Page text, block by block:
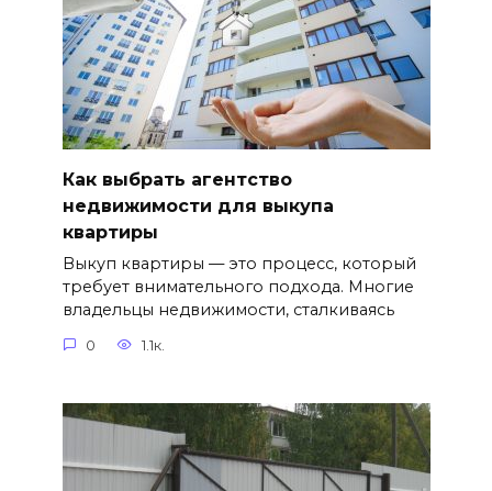
Как выбрать агентство
недвижимости для выкупа
квартиры
Выкуп квартиры — это процесс, который
требует внимательного подхода. Многие
владельцы недвижимости, сталкиваясь
0 1.1к.